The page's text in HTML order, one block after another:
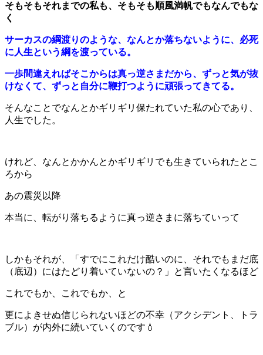
そもそもそれまでの私も、そもそも順風満帆でもなんでもな
く
サーカスの綱渡りのような、なんとか落ちないように、必死
に人生という綱を渡っている。
一歩間違えればそこからは真っ逆さまだから、ずっと気が抜
けなくて、ずっと自分に鞭打つように頑張ってきてる。
そんなことでなんとかギリギリ保たれていた私の心であり、
人生でした。
けれど、なんとかかんとかギリギリでも生きていられたとこ
ろから
あの震災以降
本当に、転がり落ちるように真っ逆さまに落ちていって
しかもそれが、「すでにこれだけ酷いのに、それでもまだ底
（底辺）にはたどり着いていないの？」と言いたくなるほど
これでもか、これでもか、と
更によきせぬ信じられないほどの不幸（アクシデント、トラ
ブル）が内外に続いていくのです💧